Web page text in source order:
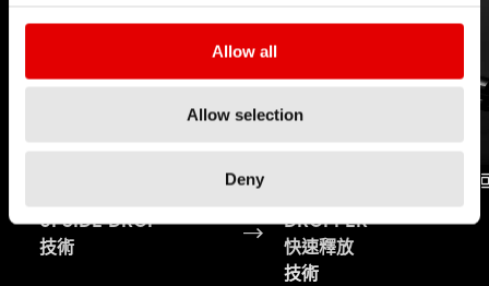
Allow all
Allow selection
Deny
UPSIDE DROP
技術
DROPPER
快速釋放
技術